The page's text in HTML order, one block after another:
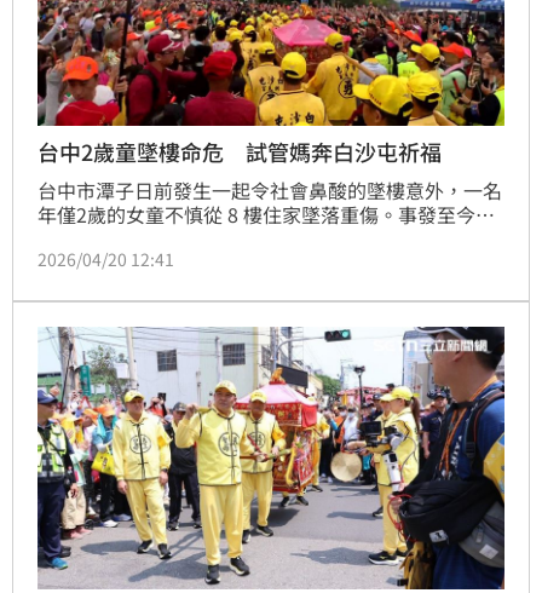
台中2歲童墜樓命危 試管媽奔白沙屯祈福
台中市潭子日前發生一起令社會鼻酸的墜樓意外，一名
年僅2歲的女童不慎從 8 樓住家墜落重傷。事發至今已
（19）日強忍悲痛，帶著女兒平時最愛的衣物與玩具前
換回歷經4次試管療程才得來的珍貴寶貝。
2026/04/20 12:41